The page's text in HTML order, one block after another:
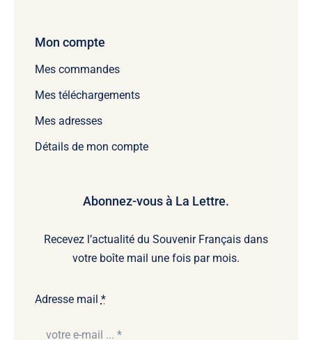
Mon compte
Mes commandes
Mes téléchargements
Mes adresses
Détails de mon compte
Abonnez-vous à La Lettre.
Recevez l’actualité du Souvenir Français dans
votre boîte mail une fois par mois.
Adresse mail *